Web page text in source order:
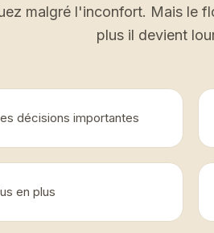
malgré l'inconfort. Mais le
plus il devient
décisions importantes
en plus